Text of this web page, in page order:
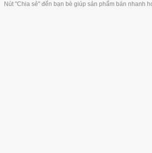
Nút "Chia sẻ" đến bạn bè giúp sản phẩm bán nhanh